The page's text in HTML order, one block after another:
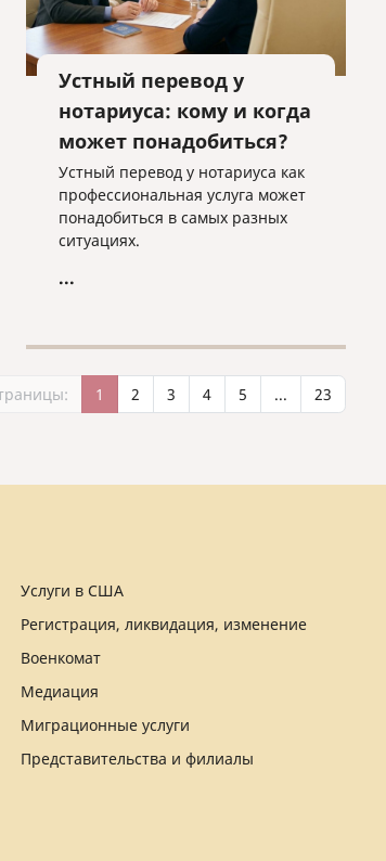
Устный перевод у
нотариуса: кому и когда
может понадобиться?
Устный перевод у нотариуса как
профессиональная услуга может
понадобиться в самых разных
ситуациях.
...
1 2 3 4 5 ... 23
Услуги в США
Регистрация, ликвидация, изменение
Военкомат
Медиация
Миграционные услуги
Представительства и филиалы